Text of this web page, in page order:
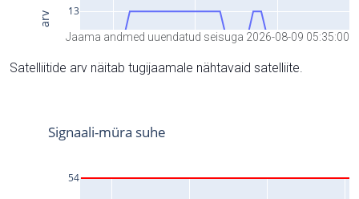
Jaama andmed uuendatud seisuga 2026-08-09 05:35:00
Satelliitide arv näitab tugijaamale nähtavaid satelliite.